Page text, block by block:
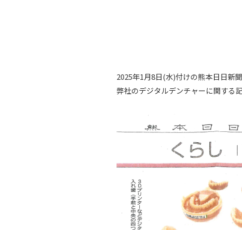
2025年1月8日(水)付けの熊本日日新
弊社のデジタルデンチャーに関する